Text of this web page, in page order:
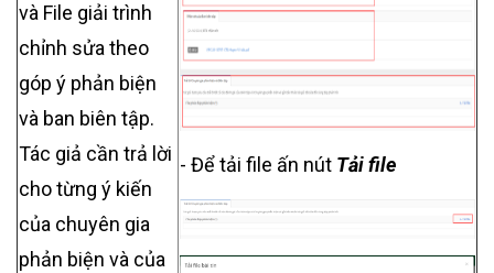
và File giải trình
chỉnh sửa theo
góp ý phản biện
và ban biên tập.
Tác giả cần trả lời
cho từng ý kiến
của chuyên gia
phản biện và của
- Để tải file ấn nút Tải file